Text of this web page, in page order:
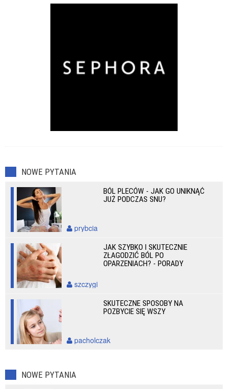
NOWE PYTANIA
BÓL PLECÓW - JAK GO UNIKNĄĆ
JUŻ PODCZAS SNU?
prybcia
JAK SZYBKO I SKUTECZNIE
ZŁAGODZIĆ BÓL PO
OPARZENIACH? - PORADY
szczygi
SKUTECZNE SPOSOBY NA
POZBYCIE SIĘ WSZY
pacholczak
NOWE PYTANIA